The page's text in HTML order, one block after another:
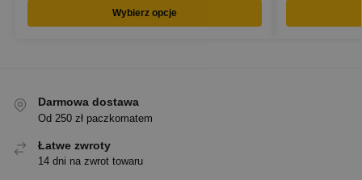
Wybierz opcje
Darmowa dostawa
Od 250 zł paczkomatem
Łatwe zwroty
14 dni na zwrot towaru